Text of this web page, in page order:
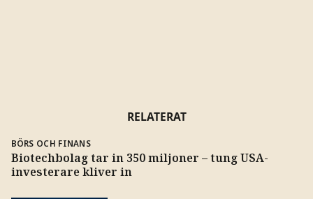
RELATERAT
BÖRS OCH FINANS
Biotechbolag tar in 350 miljoner – tung USA-
investerare kliver in